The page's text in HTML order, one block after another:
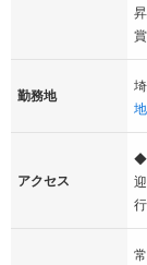
勤務地
アクセス
◆